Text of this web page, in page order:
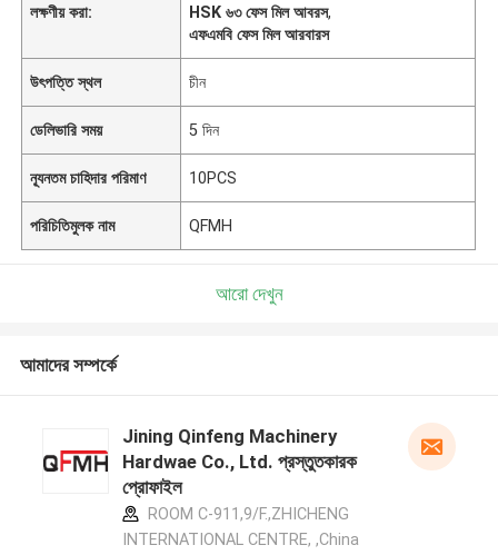
লক্ষণীয় করা:
HSK ৬৩ ফেস মিল আবরস,
এফএমবি ফেস মিল আরবারস
উৎপত্তি স্থল চীন
ডেলিভারি সময় 5 দিন
ন্যূনতম চাহিদার পরিমাণ 10PCS
পরিচিতিমুলক নাম QFMH
আরো দেখুন
আমাদের সম্পর্কে
Jining Qinfeng Machinery
Hardwae Co., Ltd. প্রস্তুতকারক
প্রোফাইল
ROOM C-911,9/F.,ZHICHENG
INTERNATIONAL CENTRE, ,China